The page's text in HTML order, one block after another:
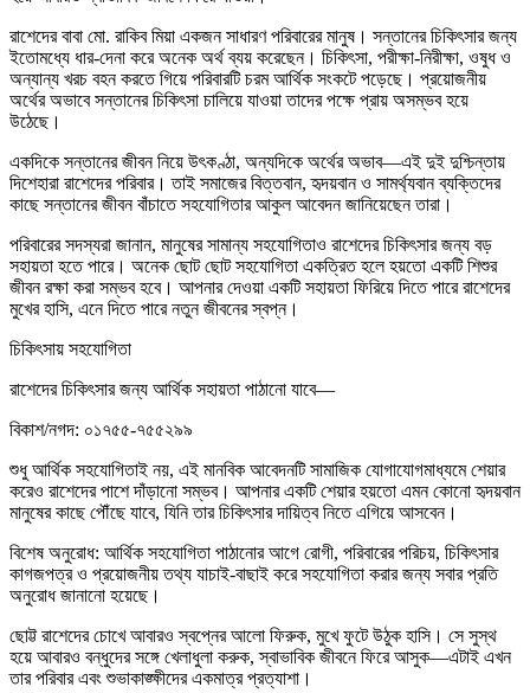
রাশেদের বাবা মো. রাকিব মিয়া একজন সাধারণ পরিবারের মানুষ। সন্তানের চিকিৎসার জন্য
ইতোমধ্যে ধার-দেনা করে অনেক অর্থ ব্যয় করেছেন। চিকিৎসা, পরীক্ষা-নিরীক্ষা, ওষুধ ও
অন্যান্য খরচ বহন করতে গিয়ে পরিবারটি চরম আর্থিক সংকটে পড়েছে। প্রয়োজনীয়
অর্থের অভাবে সন্তানের চিকিৎসা চালিয়ে যাওয়া তাদের পক্ষে প্রায় অসম্ভব হয়ে
উঠেছে।
একদিকে সন্তানের জীবন নিয়ে উৎকণ্ঠা, অন্যদিকে অর্থের অভাব—এই দুই দুশ্চিন্তায়
দিশেহারা রাশেদের পরিবার। তাই সমাজের বিত্তবান, হৃদয়বান ও সামর্থ্যবান ব্যক্তিদের
কাছে সন্তানের জীবন বাঁচাতে সহযোগিতার আকুল আবেদন জানিয়েছেন তারা।
পরিবারের সদস্যরা জানান, মানুষের সামান্য সহযোগিতাও রাশেদের চিকিৎসার জন্য বড়
সহায়তা হতে পারে। অনেক ছোট ছোট সহযোগিতা একত্রিত হলে হয়তো একটি শিশুর
জীবন রক্ষা করা সম্ভব হবে। আপনার দেওয়া একটি সহায়তা ফিরিয়ে দিতে পারে রাশেদের
মুখের হাসি, এনে দিতে পারে নতুন জীবনের স্বপ্ন।
চিকিৎসায় সহযোগিতা
রাশেদের চিকিৎসার জন্য আর্থিক সহায়তা পাঠানো যাবে—
বিকাশ/নগদ: ০১৭৫৫-৭৫৫২৯৯
শুধু আর্থিক সহযোগিতাই নয়, এই মানবিক আবেদনটি সামাজিক যোগাযোগমাধ্যমে শেয়ার
করেও রাশেদের পাশে দাঁড়ানো সম্ভব। আপনার একটি শেয়ার হয়তো এমন কোনো হৃদয়বান
মানুষের কাছে পৌঁছে যাবে, যিনি তার চিকিৎসার দায়িত্ব নিতে এগিয়ে আসবেন।
বিশেষ অনুরোধ: আর্থিক সহযোগিতা পাঠানোর আগে রোগী, পরিবারের পরিচয়, চিকিৎসার
কাগজপত্র ও প্রয়োজনীয় তথ্য যাচাই-বাছাই করে সহযোগিতা করার জন্য সবার প্রতি
অনুরোধ জানানো হয়েছে।
ছোট্ট রাশেদের চোখে আবারও স্বপ্নের আলো ফিরুক, মুখে ফুটে উঠুক হাসি। সে সুস্থ
হয়ে আবারও বন্ধুদের সঙ্গে খেলাধুলা করুক, স্বাভাবিক জীবনে ফিরে আসুক—এটাই এখন
তার পরিবার এবং শুভাকাঙ্ক্ষীদের একমাত্র প্রত্যাশা।